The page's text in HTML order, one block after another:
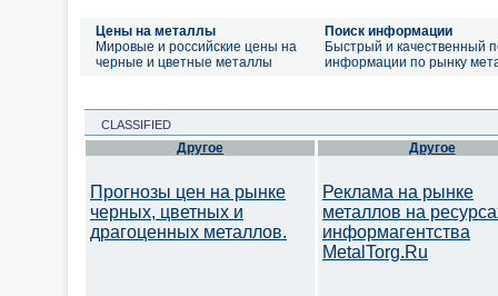
Цены на металлы
Мировые и российские цены на
черные и цветные металлы
Поиск информации
Быстрый и качественный
информации по рынку
CLASSIFIED
Другое
Прогнозы цен на рынке
черных, цветных и
драгоценных металлов.
Другое
Реклама на рынке
металлов на
информагентства
MetalTorg.Ru